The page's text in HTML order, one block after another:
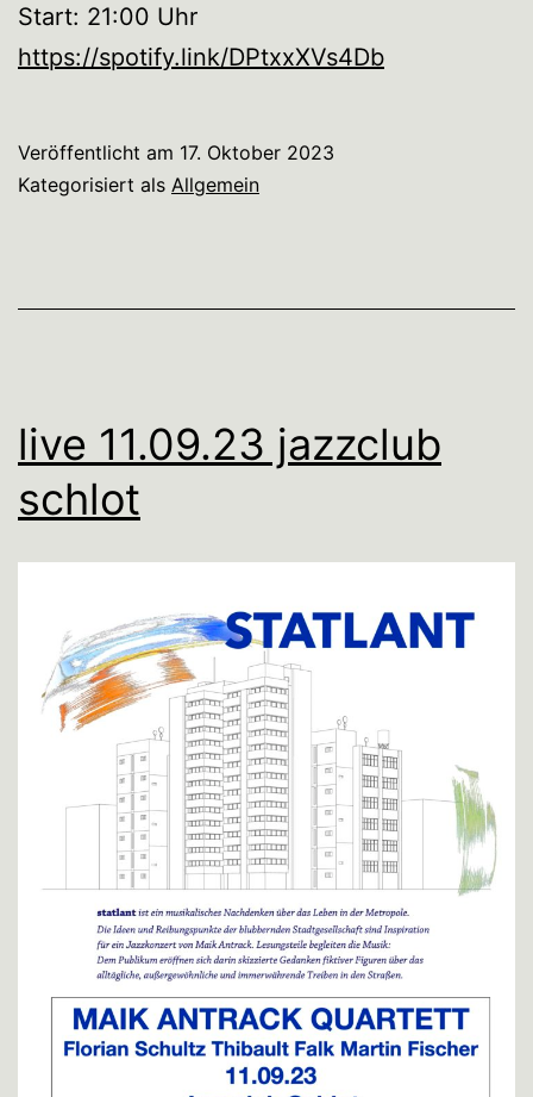
Start: 21:00 Uhr
https://spotify.link/DPtxxXVs4Db
Veröffentlicht am 17. Oktober 2023
Kategorisiert als Allgemein
live 11.09.23 jazzclub
schlot